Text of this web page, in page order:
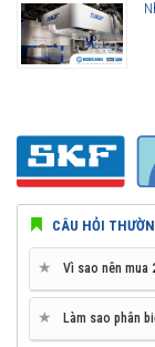
CÂU HỎI
★ Vì sao nên mua
★ Làm sao phân